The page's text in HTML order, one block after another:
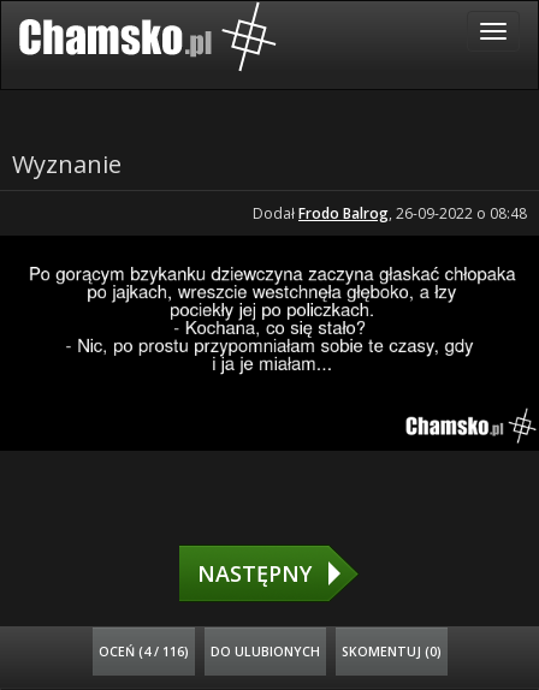
Wyznanie
DodałFrodo Balrog, 26-09-2022 o 08:48
NASTĘPNY
OCEŃ (4 / 116) DO ULUBIONYCH SKOMENTUJ (0)